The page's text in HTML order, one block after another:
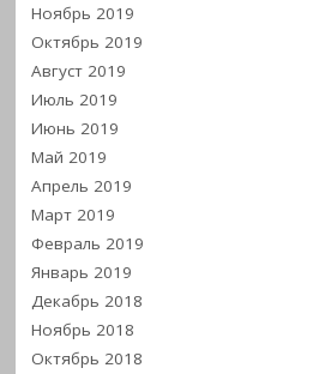
Ноябрь 2019
Октябрь 2019
Август 2019
Июль 2019
Июнь 2019
Май 2019
Апрель 2019
Март 2019
Февраль 2019
Январь 2019
Декабрь 2018
Ноябрь 2018
Октябрь 2018